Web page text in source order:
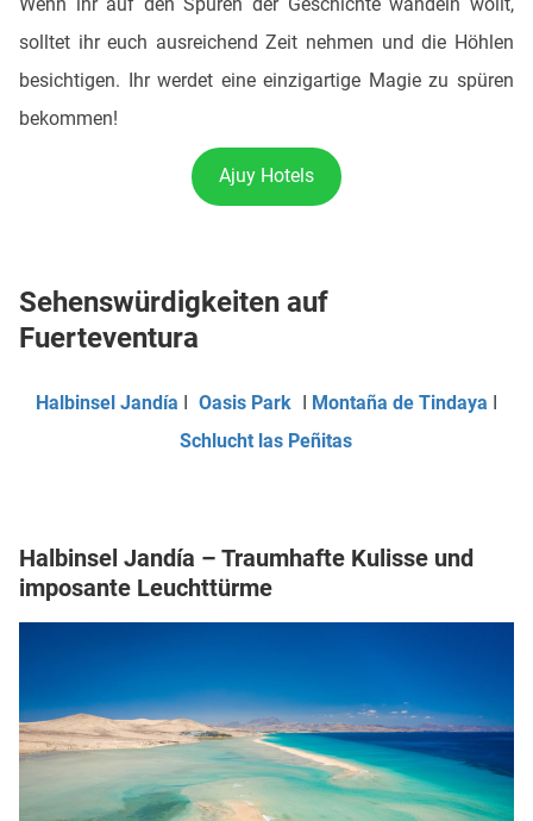
solltet ihr euch ausreichend Zeit nehmen und die Höhlen
besichtigen. Ihr werdet eine einzigartige Magie zu spüren
bekommen!
Ajuy Hotels
Sehenswürdigkeiten auf
Fuerteventura
Halbinsel Jandía I Oasis Park I Montaña de Tindaya I
Schlucht las Peñitas
Halbinsel Jandía – Traumhafte Kulisse und
imposante Leuchttürme